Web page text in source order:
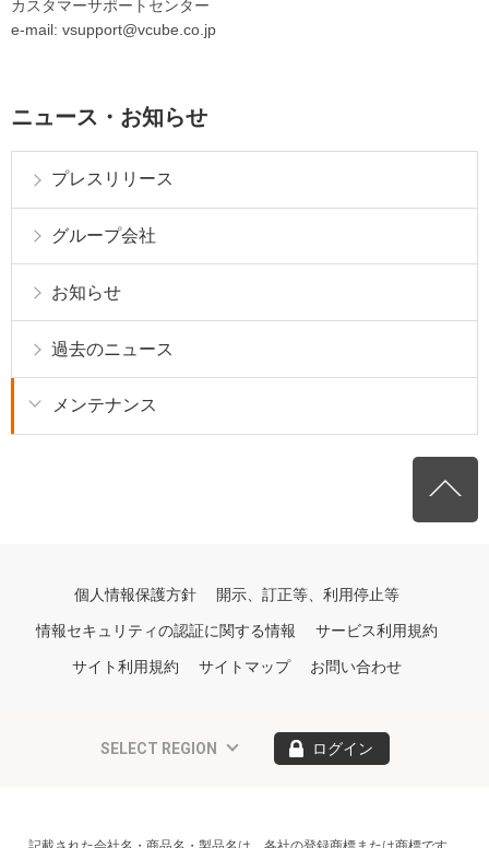
カスタマーサポートセンター
e-mail: vsupport@vcube.co.jp
ニュース・お知らせ
プレスリリース
グループ会社
お知らせ
過去のニュース
メンテナンス
個人情報保護方針 開示、訂正等、利用停止等
情報セキュリティの認証に関する情報 サービス利用規約
サイト利用規約 サイトマップ お問い合わせ
SELECT REGION ログイン